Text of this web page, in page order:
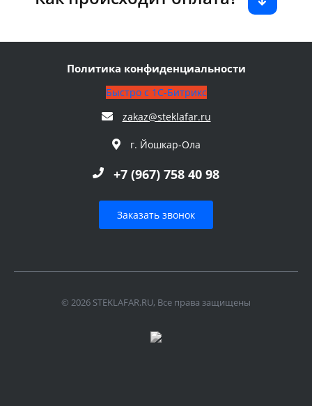
Политика конфиденциальности
Быстро с 1С-Битрикс
zakaz@steklafar.ru
г. Йошкар-Ола
+7 (967) 758 40 98
Заказать звонок
© 2026 STEKLAFAR.RU, Все права защищены